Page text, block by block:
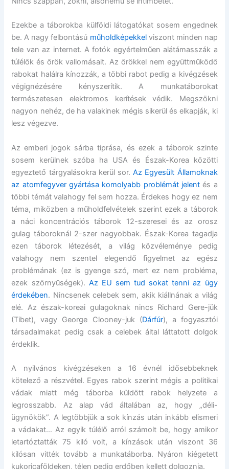
Ezekbe a táborokba külföldi látogatókat sosem engednek
be. A nagy felbontású műholdképekkelviszont minden nap
tele van az internet. A fotók egyértelműen alátámasszák a
túlélők és őrök vallomásait. Az őrökkel nem együttműködő
rabokat halálra kínozzák, a többi rabot pedig a kivégzések
végignézésére kényszerítik. A munkatáborokat
természetesen elektromos kerítések védik. Megszökni
nagyon nehéz, de ha valakinek mégis sikerül és elkapják, ki
lesz végezve.
Az emberi jogok sárba tiprása, és ezek a táborok szinte
sosem kerülnek szóba ha USA és Észak-Korea közötti
egyeztető tárgyalásokra kerül sor.Az Egyesült Államoknak
az atomfegyver gyártása komolyabb problémát jelentés a
többi témát valahogy fel sem hozza. Érdekes hogy ez nem
téma, miközben a műholdfelvételek szerint ezek a táborok
a náci koncentrációs táborok 12-szeresei és az orosz
gulag táboroknál 2-szer nagyobbak. Észak-Korea tagadja
ezen táborok létezését, a világ közvéleménye pedig
valahogy nem szentel elegendő figyelmet az egész
problémának (ez is gyenge szó, mert ez nem probléma,
ezek szörnyűségek). Az EU sem tud sokat tenni az ügy
érdekében. Nincsenek celebek sem, akik kiállnának a világ
elé. Az észak-koreai gulagoknak nincs Richard Gere-jük
(Tibet), vagy George Clooney-juk (Dárfúr), a fogyasztói
társadalmakat pedig csak a celebek által láttatott dolgok
érdeklik.
A nyilvános kivégzéseken a 16 évnél idősebbeknek
kötelező a részvétel. Egyes rabok szerint mégis a politikai
vádak miatt még táborba küldött rabok helyzete a
legrosszabb. Az alap vád általában az, hogy „déli-
ügynökök”. A legtöbbjük a sok kínzás után inkább elismeri
a vádakat… Az egyik túlélő arról számolt be, hogy amikor
letartóztatták 75 kiló volt, a kínzások után viszont 36
kilósan vitték tovább a munkatáborba. Nyáron kiégetett
kukoricaföldeken, télen pedig erdőben kellett dolgoznia.